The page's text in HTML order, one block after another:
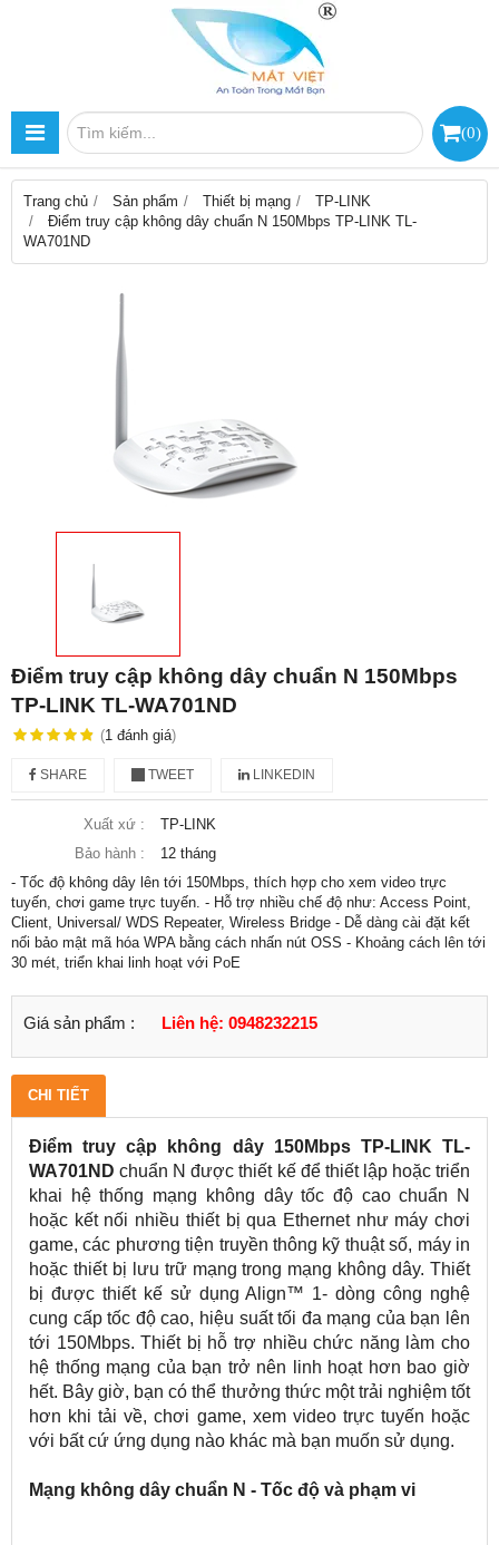
(0)
Trang chủ Sản phẩm Thiết bị mạng
TP-LINK
Điểm truy cập không dây chuẩn N 150Mbps TP-LINK TL-
WA701ND
Điểm truy cập không dây chuẩn N 150Mbps
TP-LINK TL-WA701ND
(1 đánh giá)
SHARE TWEET LINKEDIN
Xuất xứ :
TP-LINK
Bảo hành :
12 tháng
- Tốc độ không dây lên tới 150Mbps, thích hợp cho xem video trực
tuyến, chơi game trực tuyến. - Hỗ trợ nhiều chế độ như: Access Point,
Client, Universal/ WDS Repeater, Wireless Bridge - Dễ dàng cài đặt kết
nối bảo mật mã hóa WPA bằng cách nhấn nút OSS - Khoảng cách lên tới
30 mét, triển khai linh hoạt với PoE
Giá sản phẩm : Liên hệ: 0948232215
CHI TIẾT
Điểm truy cập không dây 150Mbps TP-LINK TL-
WA701ND chuẩn N được thiết kế để thiết lập hoặc triển
khai hệ thống mạng không dây tốc độ cao chuẩn N
hoặc kết nối nhiều thiết bị qua Ethernet như máy chơi
game, các phương tiện truyền thông kỹ thuật số, máy in
hoặc thiết bị lưu trữ mạng trong mạng không dây. Thiết
bị được thiết kế sử dụng Align™ 1- dòng công nghệ
cung cấp tốc độ cao, hiệu suất tối đa mạng của bạn lên
tới 150Mbps. Thiết bị hỗ trợ nhiều chức năng làm cho
hệ thống mạng của bạn trở nên linh hoạt hơn bao giờ
hết. Bây giờ, bạn có thể thưởng thức một trải nghiệm tốt
hơn khi tải về, chơi game, xem video trực tuyến hoặc
với bất cứ ứng dụng nào khác mà bạn muốn sử dụng.
Mạng không dây chuẩn N - Tốc độ và phạm vi